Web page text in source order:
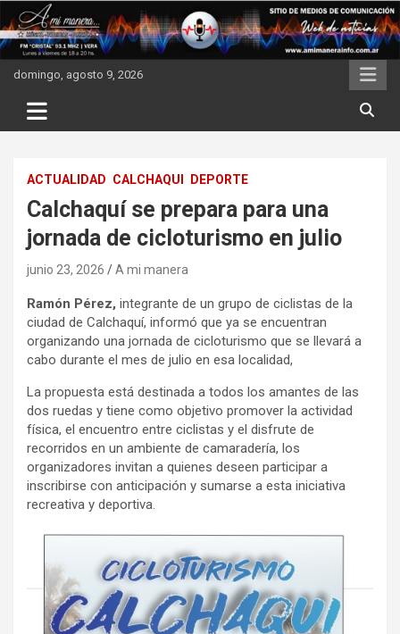
to
content
domingo, agosto 9, 2026
ACTUALIDAD CALCHAQUI DEPORTE
Calchaquí se prepara para una
jornada de cicloturismo en julio
junio 23, 2026 A mi manera
Ramón Pérez, integrante de un grupo de ciclistas de la
ciudad de Calchaquí, informó que ya se encuentran
organizando una jornada de cicloturismo que se llevará a
cabo durante el mes de julio en esa localidad,
La propuesta está destinada a todos los amantes de las
dos ruedas y tiene como objetivo promover la actividad
física, el encuentro entre ciclistas y el disfrute de
recorridos en un ambiente de camaradería, los
organizadores invitan a quienes deseen participar a
inscribirse con anticipación y sumarse a esta iniciativa
recreativa y deportiva.